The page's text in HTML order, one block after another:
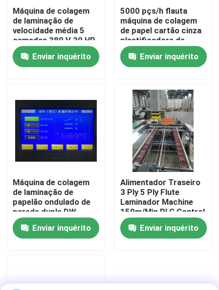
Para casa
Produtos
Sobre nós
Visita à fábrica
Controle de qualidade
Contacte-nos
Notícias
Casos
Máquina do laminador da flauta
Máquina de colagem
de laminação de
velocidade média 5
camadas 380 V 30 HP
Enviar inquérito
5000 pçs/h flauta
máquina de colagem
de papel cartão cinza
plastificadora de
flauta automática
Enviar inquérito
Máquina de colagem
de laminação de
papelão ondulado de
parede dupla DW-
1650
Enviar inquérito
Alimentador Traseiro
3 Ply 5 Ply Flute
Laminador Machine
150m/Min PLC Control
Enviar inquérito